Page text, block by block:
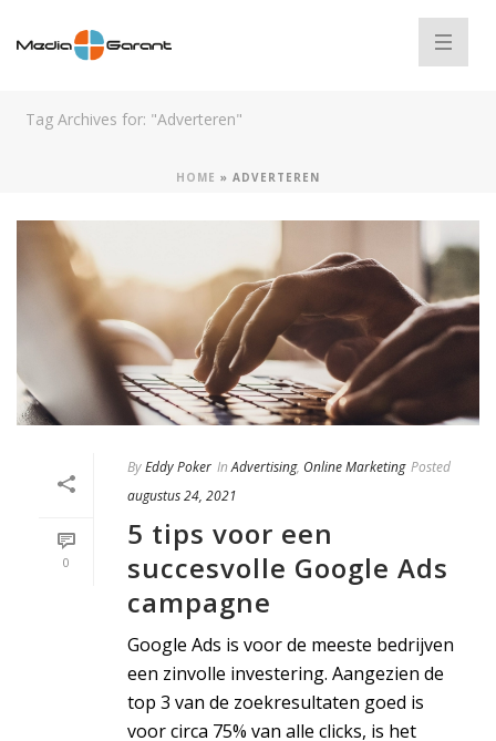
Tag Archives for: "Adverteren"
HOME » ADVERTEREN
0
ByEddy Poker In Advertising, Online Marketing Posted
augustus 24, 2021
5 tips voor een
succesvolle Google Ads
campagne
Google Ads is voor de meeste bedrijven
een zinvolle investering. Aangezien de
top 3 van de zoekresultaten goed is
voor circa 75% van alle clicks, is het